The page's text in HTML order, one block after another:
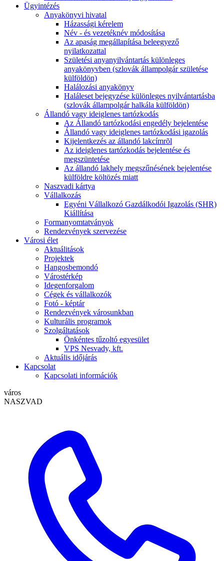
Ügyintézés
Anyakönyvi hivatal
Házassági kérelem
Név - és vezetéknév módosítása
Az apaság megállapítása beleegyező
nyilatkozattal
Születési anyanyilvántartás különleges
anyakönyvben (szlovák állampolgár születése
külföldön)
Halálozási anyakönyv
Haláleset bejegyzése különleges nyilvántartásba
(szlovák állampolgár halkála külföldön)
Állandó vagy ideiglenes tartózkodás
Az Állandó tartózkodási engedély bejelentése
Állandó vagy ideiglenes tartózkodási igazolás
Kijelentkezés az állandó lakcímrõl
Az ideiglenes tartózkodás bejelentése és
megszüntetése
Az állandó lakhely megszűnésének bejelentése
külföldre költözés miatt
Naszvadi kártya
Vállalkozás
Egyéni Vállalkozó Gazdálkodói Igazolás (SHR)
Kiállítása
Formanyomtatványok
Rendezvények szervezése
Városi élet
Aktuálitások
Projektek
Hangosbemondó
Várostérkép
Idegenforgalom
Cégek és vállalkozók
Fotó - képtár
Rendezvények városunkban
Kulturális programok
Szolgáltatások
Önkéntes tűzoltó egyesület
VPS Nesvady, kft.
Aktuális időjárás
Kapcsolat
Kapcsolati információk
város
NASZVAD